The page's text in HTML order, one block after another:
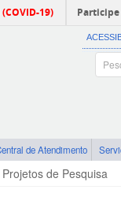
19) Participe
de Atendimento
Projetos de Pesquisa